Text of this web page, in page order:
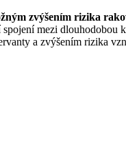
zvýšením rizika
spojení mezi dlouhodobou
a zvýšením rizika